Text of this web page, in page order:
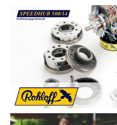
Von Hand gebaute Perfektion.
Alle KOGA Fahrräder werden
und bestechen durch tolles
Auswahl an qualitativ
Trekking- und Reiserädern,
Die Rohloff SPEEDHUB 500/